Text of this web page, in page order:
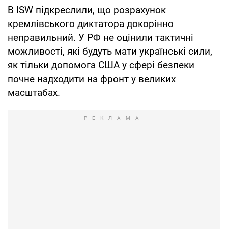
В ISW підкреслили, що розрахунок
кремлівського диктатора докорінно
неправильний. У РФ не оцінили тактичні
можливості, які будуть мати українські сили,
як тільки допомога США у сфері безпеки
почне надходити на фронт у великих
масштабах.